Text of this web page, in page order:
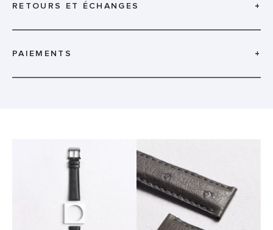
RETOURS ET ÉCHANGES +
PAIEMENTS +